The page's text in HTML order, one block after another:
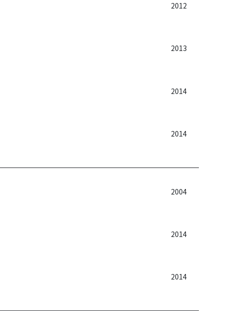
2012
2013
2014
2014
2004
2014
2014